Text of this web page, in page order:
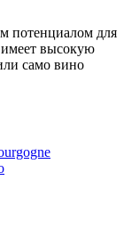
потенциалом для
высокую
само вино